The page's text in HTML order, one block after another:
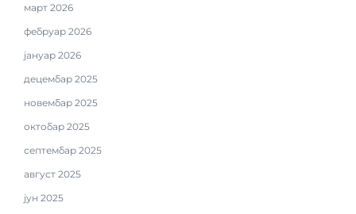
март 2026
фебруар 2026
јануар 2026
децембар 2025
новембар 2025
октобар 2025
септембар 2025
август 2025
јун 2025